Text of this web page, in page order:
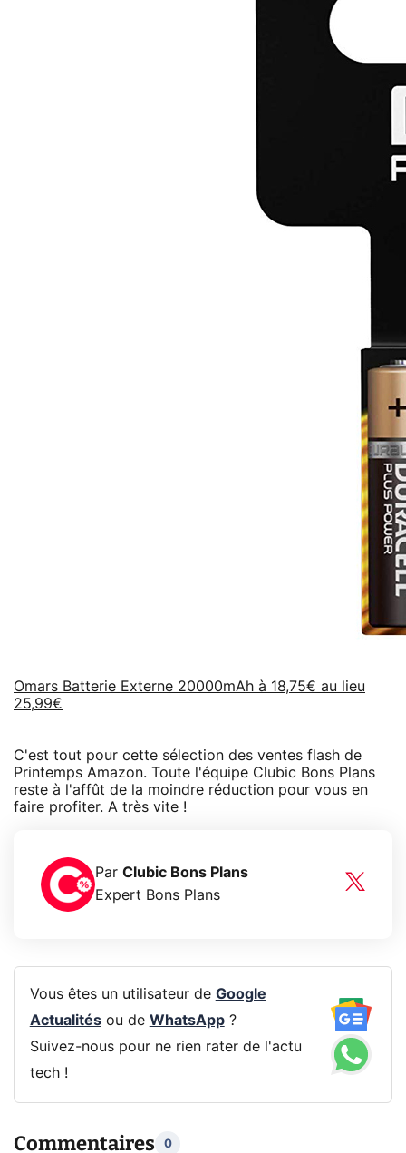
Omars Batterie Externe 20000mAh à 18,75€ au lieu
25,99€
C'est tout pour cette sélection des ventes flash de
Printemps Amazon. Toute l'équipe Clubic Bons Plans
reste à l'affût de la moindre réduction pour vous en
faire profiter. A très vite !
Par Clubic Bons Plans
Expert Bons Plans
Vous êtes un utilisateur de Google
Actualitésou de WhatsApp?
Suivez-nous pour ne rien rater de l'actu
tech !
Commentaires 0